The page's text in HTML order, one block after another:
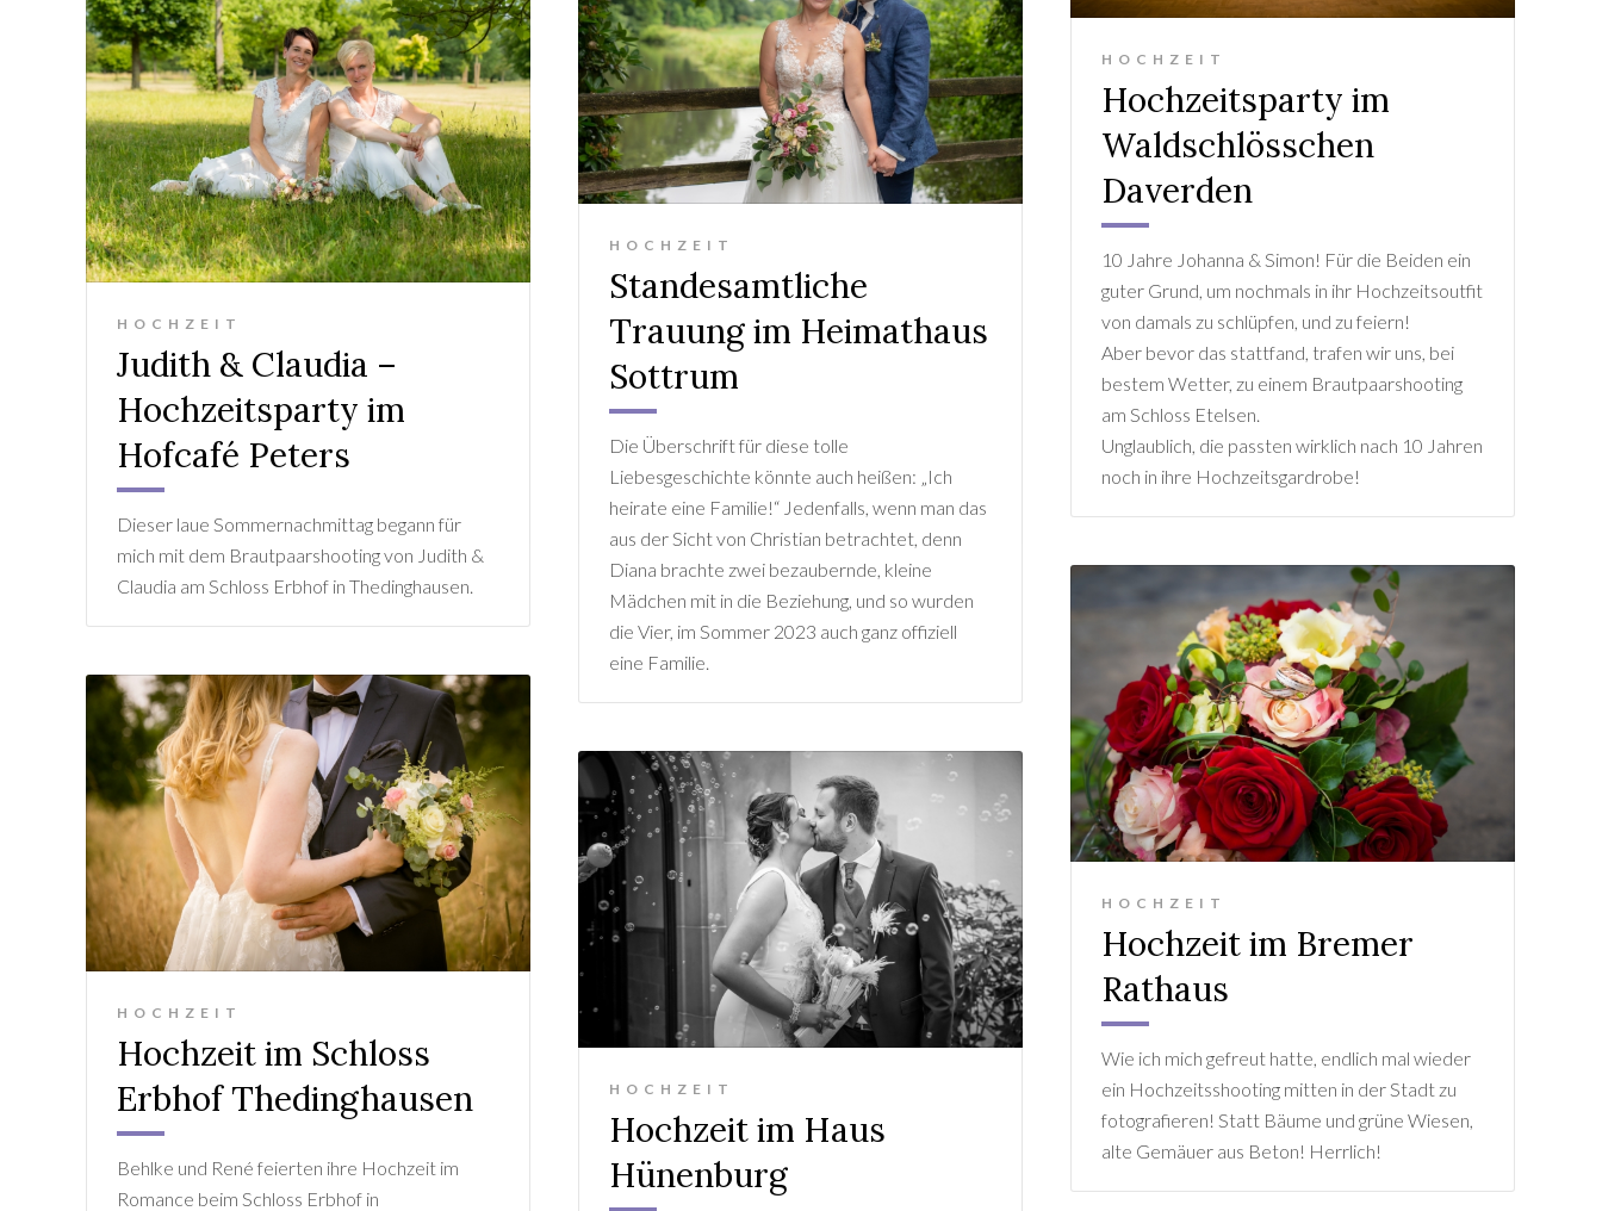
HOCHZEIT
Hochzeitsparty im
Waldschlösschen
Daverden
10 Jahre Johanna & Simon! Für die Beiden ein
guter Grund, um nochmals in ihr Hochzeitsoutfit
von damals zu schlüpfen, und zu feiern!
Aber bevor das stattfand, trafen wir uns, bei
bestem Wetter, zu einem Brautpaarshooting
am Schloss Etelsen.
Unglaublich, die passten wirklich nach 10 Jahren
noch in ihre Hochzeitsgardrobe!
HOCHZEIT
Standesamtliche
Trauung im Heimathaus
Sottrum
Die Überschrift für diese tolle
Liebesgeschichte könnte auch heißen: „Ich
heirate eine Familie!“ Jedenfalls, wenn man das
aus der Sicht von Christian betrachtet, denn
Diana brachte zwei bezaubernde, kleine
Mädchen mit in die Beziehung, und so wurden
die Vier, im Sommer 2023 auch ganz offiziell
eine Familie.
HOCHZEIT
Judith & Claudia –
Hochzeitsparty im
Hofcafé Peters
Dieser laue Sommernachmittag begann für
mich mit dem Brautpaarshooting von Judith &
Claudia am Schloss Erbhof in Thedinghausen.
HOCHZEIT
Hochzeit im Bremer
Rathaus
Wie ich mich gefreut hatte, endlich mal wieder
ein Hochzeitsshooting mitten in der Stadt zu
fotografieren! Statt Bäume und grüne Wiesen,
alte Gemäuer aus Beton! Herrlich!
HOCHZEIT
Hochzeit im Schloss
Erbhof Thedinghausen
Behlke und René feierten ihre Hochzeit im
Romance beim Schloss Erbhof in
HOCHZEIT
Hochzeit im Haus
Hünenburg